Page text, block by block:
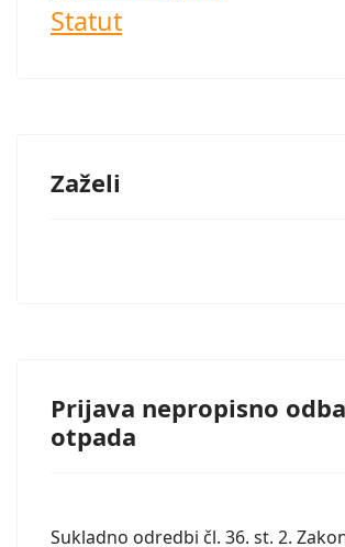
Statut
Zaželi
Prijava nepropisno
otpada
Sukladno odredbi čl. 36. st. 2.